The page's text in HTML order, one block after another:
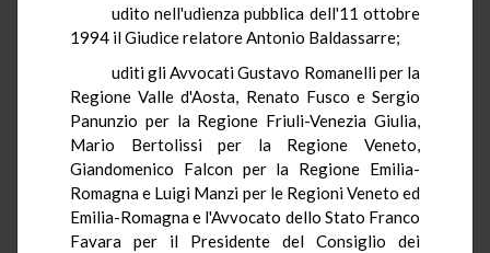
udito nell'udienza pubblica dell'11 ottobre
1994 il Giudice relatore Antonio Baldassarre;
uditi gli Avvocati Gustavo Romanelli per la
Regione Valle d'Aosta, Renato Fusco e Sergio
Panunzio per la Regione Friuli-Venezia Giulia,
Mario Bertolissi per la Regione Veneto,
Giandomenico Falcon per la Regione Emilia-
Romagna e Luigi Manzi per le Regioni Veneto ed
Emilia-Romagna e l'Avvocato dello Stato Franco
Favara per il Presidente del Consiglio dei